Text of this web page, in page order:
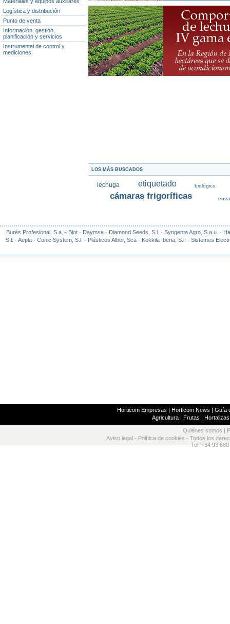
Logística y distribución
Punto de venta
Información, gestión,
planificación y servicios
Instrumental de control y
mediciones
LOS MÁS BUSCADOS
lechuga etiquetado biológico
cámaras frigoríficas
Burés Profesional, S.a. - Biot· Daymsa· Diamond Seeds, S.l. · Syngenta Agro, S.a.u. ·
S.l. · Aepla· Conic System, S.l. · Plásticos Alber, Sca· Kekkilä Iberia, S.l. · Sistemes
Horticom Empresas | Horticom News | Guía
Agricultura| Frutas | Hortalizas
Quiénes somos
Aviso legal - Política de cookies - Todos los
Tel: +34 93